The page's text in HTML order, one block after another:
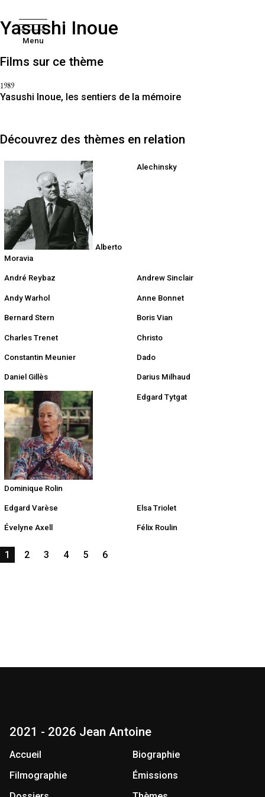
Menu
Yasushi Inoue
Films sur ce thème
1989
Yasushi Inoue, les sentiers de la mémoire
Découvrez des thèmes en relation
Alberto
Moravia
Alechinsky
André Reybaz Andrew Sinclair
Andy Warhol Anne Bonnet
Bernard Stern Boris Vian
Charles Trenet Christo
Constantin Meunier Dado
Daniel Gillès Darius Milhaud
Dominique Rolin
Edgard Tytgat
Edgard Varèse Elsa Triolet
Évelyne Axell Félix Roulin
1 2 3 4 5 6
2021 - 2026 Jean Antoine
Accueil
Biographie
Filmographie
Émissions